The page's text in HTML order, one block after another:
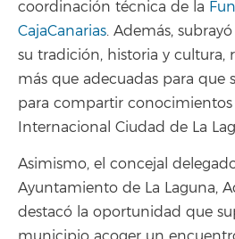
coordinación técnica de la
CajaCanarias. Además,
su tradición, historia y cultura,
más que adecuadas para que
para compartir
Internacional Ciudad de La
Asimismo, el concejal
Ayuntamiento de La Laguna,
destacó la oportunidad que